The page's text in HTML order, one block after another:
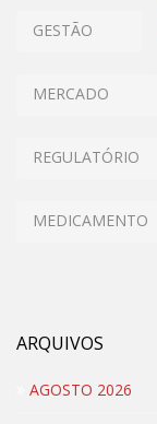
GESTÃO
MERCADO
REGULATÓRIO
MEDICAMENTO
ARQUIVOS
AGOSTO 2026